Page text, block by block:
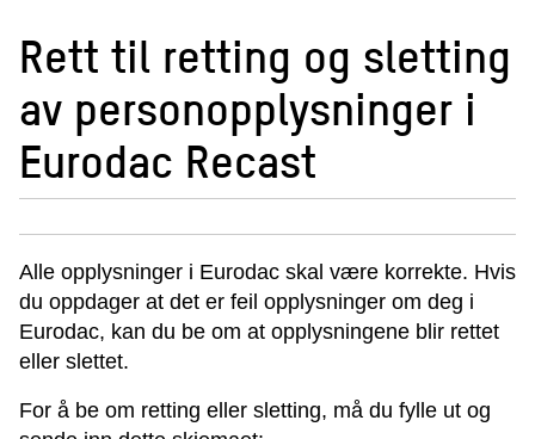
Rett til retting og sletting
av personopplysninger i
Eurodac Recast
Alle opplysninger i Eurodac skal være korrekte. Hvis
du oppdager at det er feil opplysninger om deg i
Eurodac, kan du be om at opplysningene blir rettet
eller slettet.
For å be om retting eller sletting, må du fylle ut og